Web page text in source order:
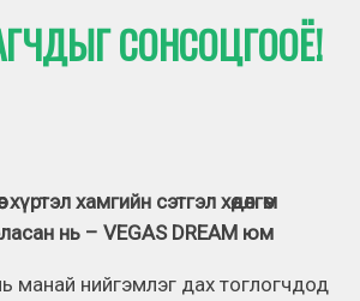
СОНСОЦГООЁ!
хүртэл хамгийн сэтгэл хөдөлгөм
нь – VEGAS DREAM юм
манай нийгэмлэг дах тоглогчдод